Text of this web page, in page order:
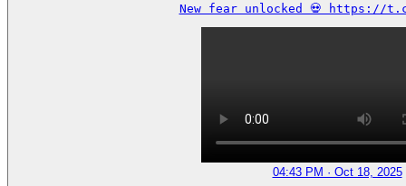
New fear unlocked 💀 https://
04:43 PM · Oct 18, 2025